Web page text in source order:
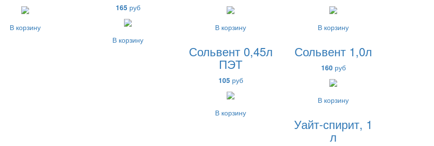
В корзину
165руб
В корзину
В корзину В корзину
Сольвент 0,45л
ПЭТ
105руб
В корзину
Сольвент 1,0л
160руб
В корзину
Уайт-спирит, 1
л